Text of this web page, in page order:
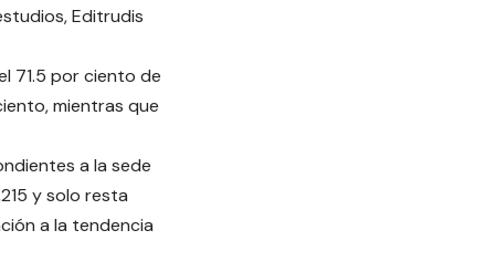
Editrudis
71.5 por ciento de
mientras que
a la sede
y solo resta
a la tendencia